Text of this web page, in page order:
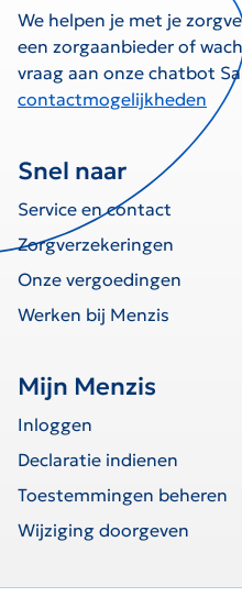
We helpen je met je
een zorgaanbieder of
vraag aan onze chatbot
contactmogelijkheden
Snel naar
Service en contact
Zorgverzekeringen
Onze vergoedingen
Werken bij Menzis
Mijn Menzis
Inloggen
Declaratie indienen
Toestemmingen beheren
Wijziging doorgeven